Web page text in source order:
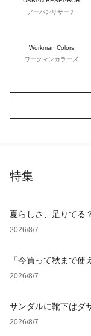
アーバンリサーチ
Workman Colors
ワークマンカラーズ
特集
夏らしさ、足りてる
2026/8/7
「今買って秋まで使
タイルとNGな着こな
2026/8/7
サンダルに靴下はダ
と男女別おすすめコ
2026/8/7